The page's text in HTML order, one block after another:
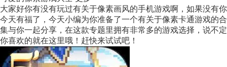
大家好你有没有玩过有关于像素画风的手机游戏啊，如果没有你
今天有福了，今天小编为你准备了一个有关于像素卡通游戏的合
集与你一起分享，在这款专题里拥有非常多的游戏选择，说不定
你喜欢的就在这里哦！赶快来试试吧！